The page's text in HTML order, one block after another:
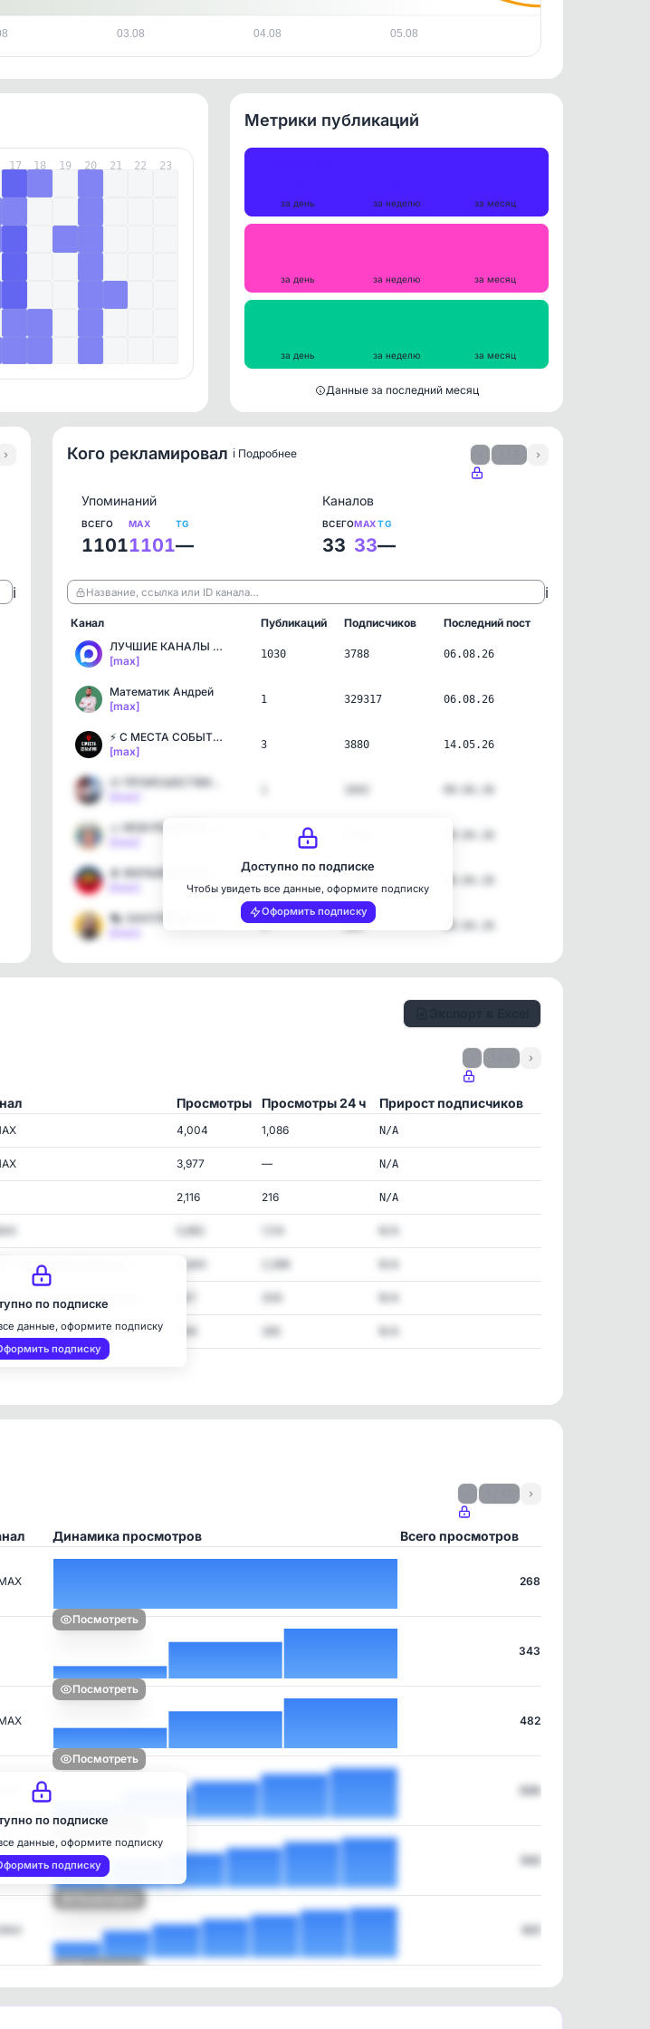
03.08 04.08 05.08
17 18 19 20 21 22 23
Метрики публикаций
за день за неделю за месяц
за день за неделю за месяц
за день за неделю за месяц
Данные за последний месяц
›
ℹ️
Кого рекламировал ℹ️ Подробнее ›
Упоминаний
ВСЕГО
1101
MAX
1101
TG
—
Каналов
ВСЕГО
33
MAX
33
TG
—
Название, ссылка или ID канала… ℹ️
Канал Публикаций Подписчиков
Последний пост
ЛУЧШИЕ КАНАЛЫ MAX
[max]
1030 3788 06.08.26
Математик Андрей
[max]
1 329317 06.08.26
⚡️ С МЕСТА СОБЫТИЯ - акт…
[max]
3 3880 14.05.26
1 880 09.04.26
Доступно по подписке
Чтобы увидеть все данные, оформите подписку
Оформить подписку
›
Просмотры Просмотры 24 ч Прирост подписчиков
4,004 1,086 N/A
3,977 — N/A
2,116 216 N/A
на сегодня/завтра/н... 4,845 2,398
- скидки купоны акци...
звезд шоу-бизнеса
по подписке
данные, оформите подписку
подписку
›
Динамика просмотров Всего просмотров
Посмотреть
268
Посмотреть
343
Посмотреть
482
Посмотреть
538
Посмотреть
542
Посмотреть
621
по подписке
данные, оформите подписку
подписку